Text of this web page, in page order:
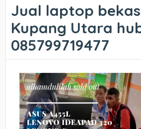
Jual laptop
Kupang Utara
085799719477